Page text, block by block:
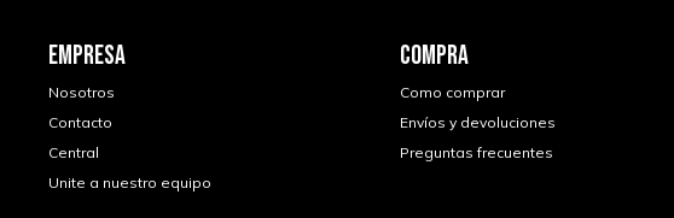
EMPRESA
Nosotros
Contacto
Central
Unite a nuestro equipo
COMPRA
Como comprar
Envíos y devoluciones
Preguntas frecuentes